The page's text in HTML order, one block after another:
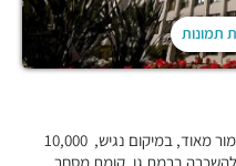
תמונות
מגדל משרדים ומסחר ותיק, מכובד, שמור מאוד, במיקום נגיש, 10,000